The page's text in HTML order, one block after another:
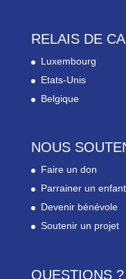
RELAIS DE
Luxembourg
Etats-Unis
Belgique
NOUS
Faire un don
Parrainer un enfant
Devenir bénévole
Soutenir un projet
QUESTIONS ?